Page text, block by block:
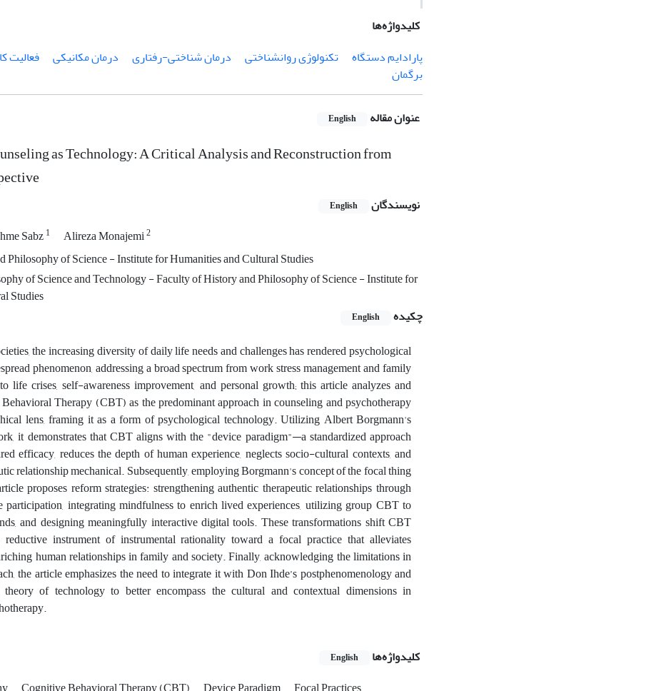
کلیدواژه‌ها
پارادایم دستگاه
تکنولوژی روانشناختی درمان شناختی-رفتاری درمان مکانیکی فعالیت
برگمان
عنوان مقاله English
as Technology: A Critical Analysis and Reconstruction from
نویسندگان English
Sabz1 Alireza Monajemi2
Philosophy of Science - Institute for Humanities and Cultural Studies
of Science and Technology - Faculty of History and Philosophy of Science - Institute for
Studies
چکیده
English
the increasing diversity of daily life needs and challenges has rendered psychological
phenomenon, addressing a broad spectrum from work stress management and family
life crises, self-awareness improvement, and personal growth; this article analyzes and
Therapy (CBT) as the predominant approach in counseling and psychotherapy
lens, framing it as a form of psychological technology. Utilizing Albert Borgmann's
it demonstrates that CBT aligns with the "device paradigm"—a standardized approach
efficacy, reduces the depth of human experience, neglects socio-cultural contexts, and
relationship mechanical. Subsequently, employing Borgmann's concept of the focal thing
proposes reform strategies: strengthening authentic therapeutic relationships through
participation, integrating mindfulness to enrich lived experiences, utilizing group CBT to
and designing meaningfully interactive digital tools. These transformations shift CBT
instrument of instrumental rationality toward a focal practice that alleviates
human relationships in family and society. Finally, acknowledging the limitations in
the article emphasizes the need to integrate it with Don Ihde’s postphenomenology and
theory of technology to better encompass the cultural and contextual dimensions in
کلیدواژه‌ها English